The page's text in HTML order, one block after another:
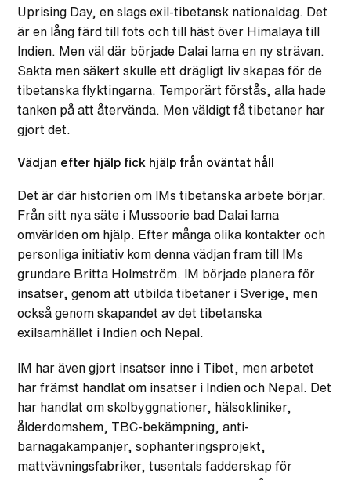
Uprising Day, en slags exil-tibetansk nationaldag. Det
är en lång färd till fots och till häst över Himalaya till
Indien. Men väl där började Dalai lama en ny strävan.
Sakta men säkert skulle ett drägligt liv skapas för de
tibetanska flyktingarna. Temporärt förstås, alla hade
tanken på att återvända. Men väldigt få tibetaner har
gjort det.
Vädjan efter hjälp fick hjälp från oväntat håll
Det är där historien om IMs tibetanska arbete börjar.
Från sitt nya säte i Mussoorie bad Dalai lama
omvärlden om hjälp. Efter många olika kontakter och
personliga initiativ kom denna vädjan fram till IMs
grundare Britta Holmström. IM började planera för
insatser, genom att utbilda tibetaner i Sverige, men
också genom skapandet av det tibetanska
exilsamhället i Indien och Nepal.
IM har även gjort insatser inne i Tibet, men arbetet
har främst handlat om insatser i Indien och Nepal. Det
har handlat om skolbyggnationer, hälsokliniker,
ålderdomshem, TBC-bekämpning, anti-
barnagakampanjer, sophanteringsprojekt,
mattvävningsfabriker, tusentals fadderskap för